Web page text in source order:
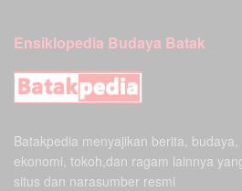
Ensiklopedia Budaya Batak
Batakpedia menyajikan berita, budaya,
ekonomi, tokoh,dan ragam lainnya
situs dan narasumber resmi